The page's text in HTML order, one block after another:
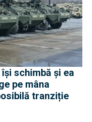
schimbă și ea
pe mâna
tranziție